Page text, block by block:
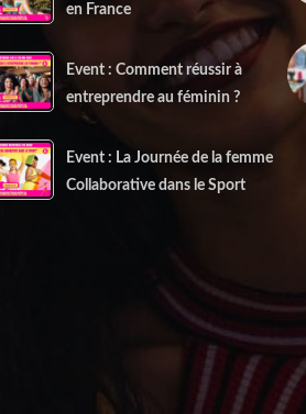
en France
Event : Comment réussir à
entreprendre au féminin ?
Event : La Journée de la femme
Collaborative dans le Sport